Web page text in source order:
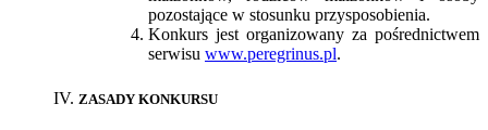
pozostające w stosunku przysposobienia.
Konkurs jest organizowany za pośrednictwem
serwisu www.peregrinus.pl.
ZASADY KONKURSU